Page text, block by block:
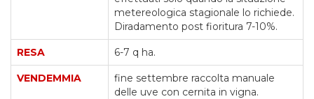
metereologica stagionale lo richiede.
Diradamento post fioritura 7-10%.
RESA 6-7 q ha.
VENDEMMIA
fine settembre raccolta manuale
delle uve con cernita in vigna.